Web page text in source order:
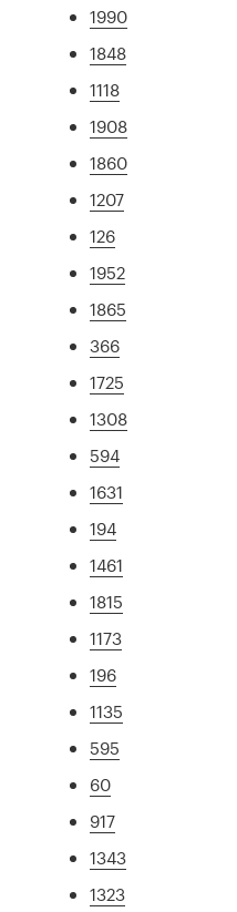
1990
1848
1118
1908
1860
1207
126
1952
1865
366
1725
1308
594
1631
194
1461
1815
1173
196
1135
595
60
917
1343
1323